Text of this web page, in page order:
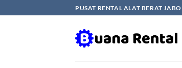
to
PUSAT RENTAL ALAT BERAT